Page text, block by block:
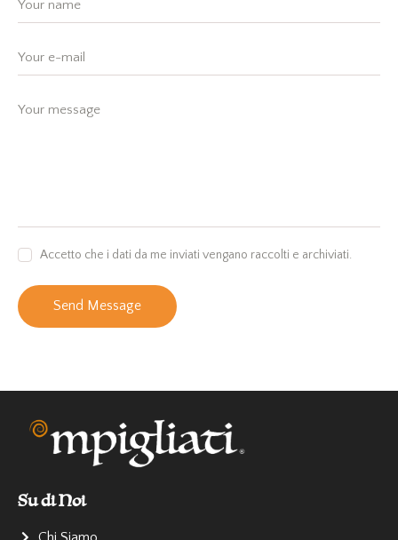
Accetto che i dati da me inviati vengano raccolti e archiviati.
Send Message
Su di Noi